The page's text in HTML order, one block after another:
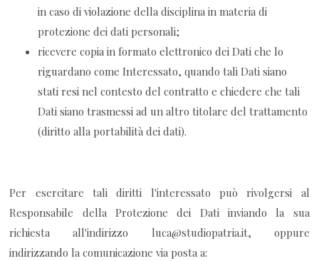
in caso di violazione della disciplina in materia di
protezione dei dati personali;
ricevere copia in formato elettronico dei Dati che lo
riguardano come Interessato, quando tali Dati siano
stati resi nel contesto del contratto e chiedere che tali
Dati siano trasmessi ad un altro titolare del trattamento
(diritto alla portabilità dei dati).
Per esercitare tali diritti l'interessato può rivolgersi al
Responsabile della Protezione dei Dati inviando la sua
richiesta all'indirizzo luca@studiopatria.it, oppure
indirizzando la comunicazione via posta a: